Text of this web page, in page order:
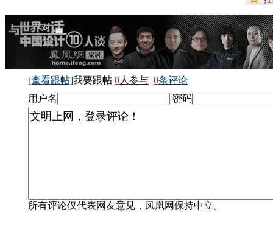
[查看跟帖]我要跟帖 0人参与 0条评论
用户名
密码
所有评论仅代表网友意见，凤凰网保持中立。